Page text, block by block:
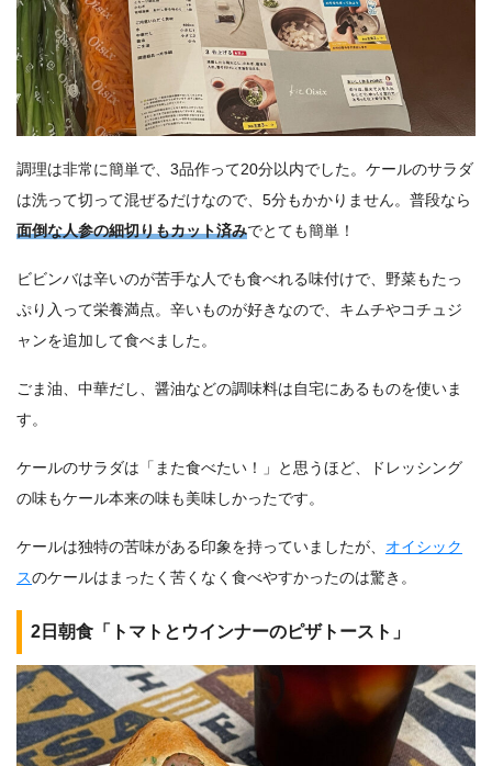
調理は非常に簡単で、3品作って20分以内でした。ケールのサラダ
は洗って切って混ぜるだけなので、5分もかかりません。普段なら
面倒な人参の細切りもカット済みでとても簡単！
ビビンバは辛いのが苦手な人でも食べれる味付けで、野菜もたっ
ぷり入って栄養満点。辛いものが好きなので、キムチやコチュジ
ャンを追加して食べました。
ごま油、中華だし、醤油などの調味料は自宅にあるものを使いま
す。
ケールのサラダは「また食べたい！」と思うほど、ドレッシング
の味もケール本来の味も美味しかったです。
ケールは独特の苦味がある印象を持っていましたが、 オイシック
スのケールはまったく苦くなく食べやすかったのは驚き。
2日朝食「トマトとウインナーのピザトースト」